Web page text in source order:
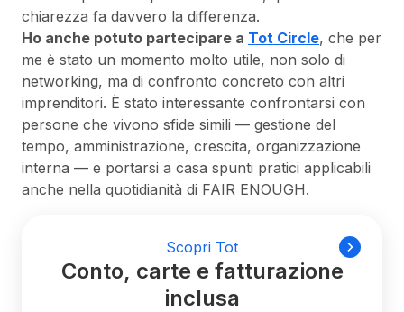
chiarezza fa davvero la differenza.
Ho anche potuto partecipare a Tot Circle, che per
me è stato un momento molto utile, non solo di
networking, ma di confronto concreto con altri
imprenditori. È stato interessante confrontarsi con
persone che vivono sfide simili — gestione del
tempo, amministrazione, crescita, organizzazione
interna — e portarsi a casa spunti pratici applicabili
anche nella quotidianità di FAIR ENOUGH.
Scopri Tot
Conto, carte e fatturazione
inclusa